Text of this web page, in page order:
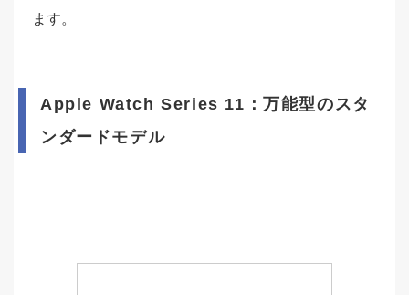
ます。
Apple Watch Series 11：万能型のスタ
ンダードモデル